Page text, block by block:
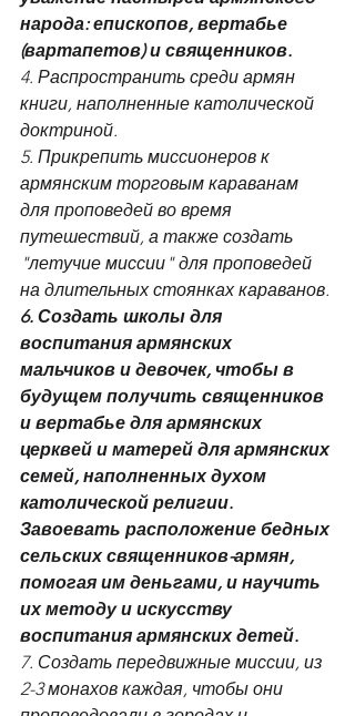
народа: епископов, вертабье
(вартапетов) и священников.
4. Распространить среди армян
книги, наполненные католической
доктриной.
5. Прикрепить миссионеров к
армянским торговым караванам
для проповедей во время
путешествий, а также создать
"летучие миссии" для проповедей
на длительных стоянках караванов.
6. Создать школы для
воспитания армянских
мальчиков и девочек, чтобы в
будущем получить священников
и вертабье для армянских
церквей и матерей для армянских
семей, наполненных духом
католической религии.
Завоевать расположение бедных
сельских священников-армян,
помогая им деньгами, и научить
их методу и искусству
воспитания армянских детей.
7. Создать передвижные миссии, из
2-3 монахов каждая, чтобы они